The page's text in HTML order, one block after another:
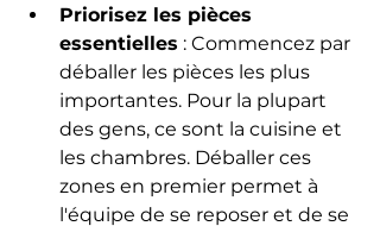
Priorisez les pièces
essentielles : Commencez par
déballer les pièces les plus
importantes. Pour la plupart
des gens, ce sont la cuisine et
les chambres. Déballer ces
zones en premier permet à
l'équipe de se reposer et de se